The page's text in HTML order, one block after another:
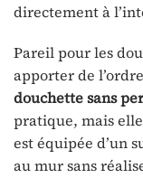
directement à
Pareil pour les
apporter de
douchette sans
pratique, mais
est équipée d’un
au mur sans